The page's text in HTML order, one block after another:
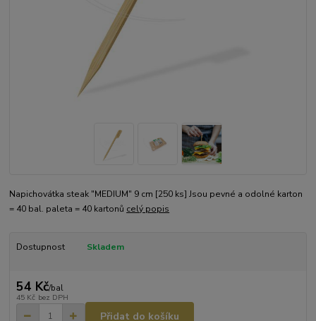
Napichovátka steak "MEDIUM" 9 cm [250 ks] Jsou pevné a odolné karton
= 40 bal. paleta = 40 kartonů celý popis
Dostupnost Skladem
54 Kč/bal
45 Kč bez DPH
Přidat do košíku